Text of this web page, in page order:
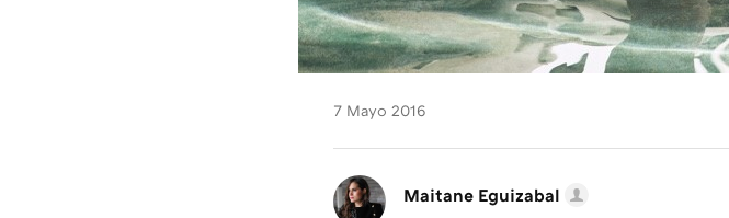
7 Mayo 2016
Maitane Eguizabal